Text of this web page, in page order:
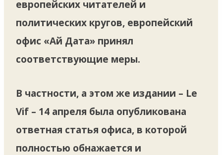
европейских читателей и
политических кругов, европейский
офис «Ай Дата» принял
соответствующие меры.
В частности, а этом же издании – Le
Vif – 14 апреля была опубликована
ответная статья офиса, в которой
полностью обнажается и